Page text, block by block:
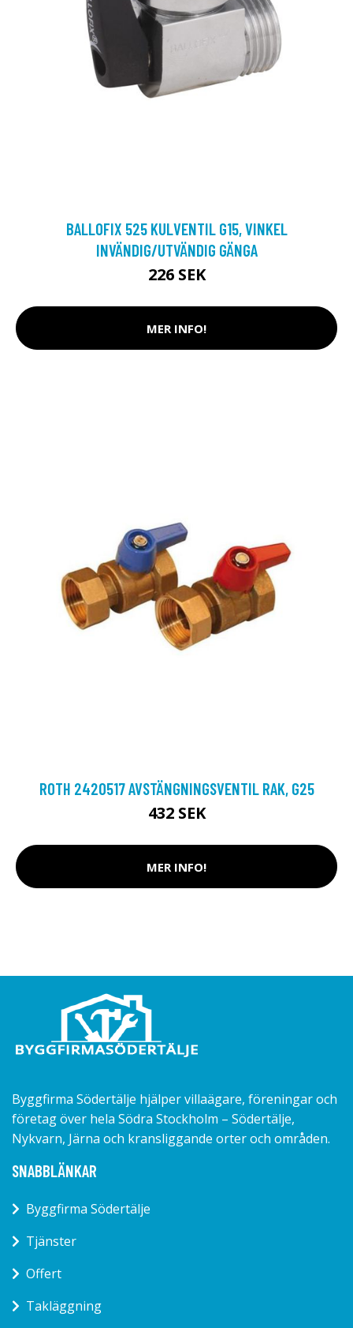
BALLOFIX 525 KULVENTIL G15, VINKEL
INVÄNDIG/UTVÄNDIG GÄNGA
226 SEK
MER INFO!
ROTH 2420517 AVSTÄNGNINGSVENTIL RAK, G25
432 SEK
MER INFO!
Byggfirma Södertälje hjälper villaägare, föreningar och
företag över hela Södra Stockholm – Södertälje,
Nykvarn, Järna och kransliggande orter och områden.
SNABBLÄNKAR
Byggfirma Södertälje
Tjänster
Offert
Takläggning